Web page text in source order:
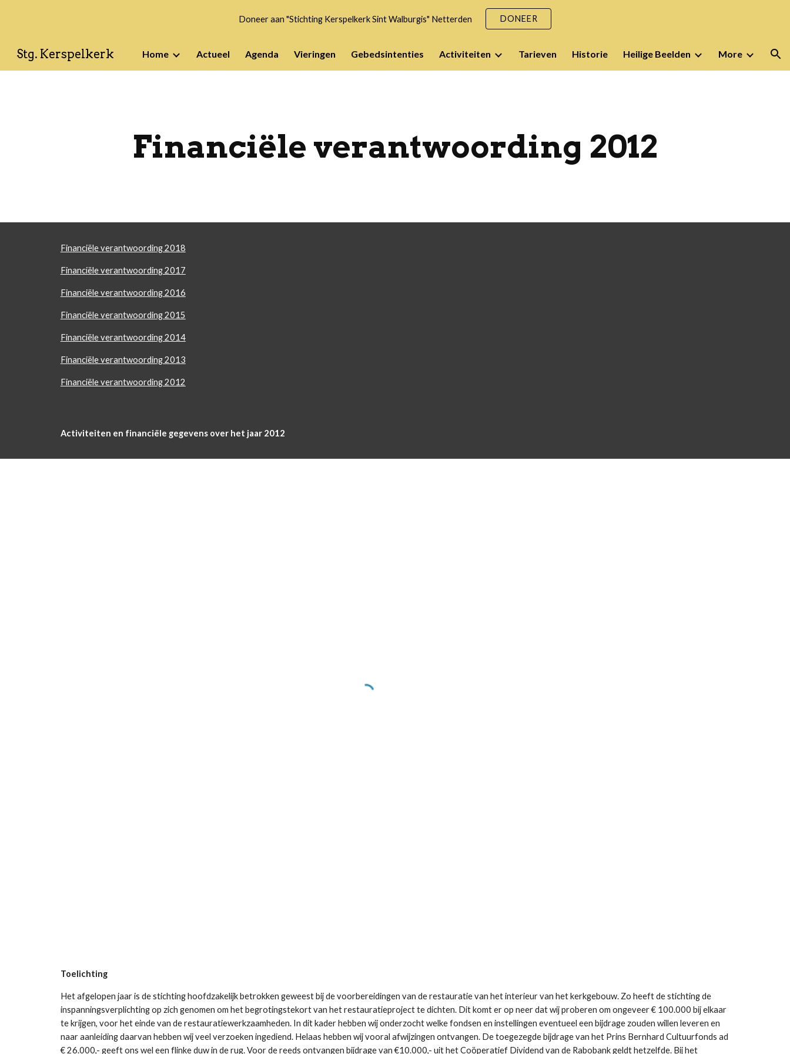
Skip to main content Skip to navigation
Doneer aan "Stichting Kerspelkerk Sint Walburgis" Netterden DONEER
Stg. Kerspelkerk Home Actueel Agenda Vieringen Gebedsintenties Activiteiten Tarieven Historie Heilige Beelden More
Financiële verantwoording 2012
Financiële verantwoording 2018
Financiële verantwoording 2017
Financiële verantwoording 2016
Financiële verantwoording 2015
Financiële verantwoording 2014
Financiële verantwoording 2013
Financiële verantwoording 2012
Activiteiten en financiële gegevens over het jaar 2012
Toelichting
Het afgelopen jaar is de stichting hoofdzakelijk betrokken geweest bij de voorbereidingen van de restauratie van het interieur van het kerkgebouw. Zo heeft de stichting de
inspanningsverplichting op zich genomen om het begrotingstekort van het restauratieproject te dichten. Dit komt er op neer dat wij proberen om ongeveer € 100.000 bij elkaar
te krijgen, voor het einde van de restauratiewerkzaamheden. In dit kader hebben wij onderzocht welke fondsen en instellingen eventueel een bijdrage zouden willen leveren en
naar aanleiding daarvan hebben wij veel verzoeken ingediend. Helaas hebben wij vooral afwijzingen ontvangen. De toegezegde bijdrage van het Prins Bernhard Cultuurfonds ad
€ 26.000,- geeft ons wel een flinke duw in de rug. Voor de reeds ontvangen bijdrage van €10.000,- uit het Coöperatief Dividend van de Rabobank geldt hetzelfde. Bij het